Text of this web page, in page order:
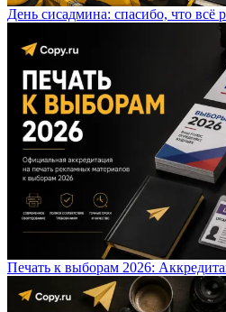
День сисадмина: спасибо, что всё
Печать к выборам 2026: